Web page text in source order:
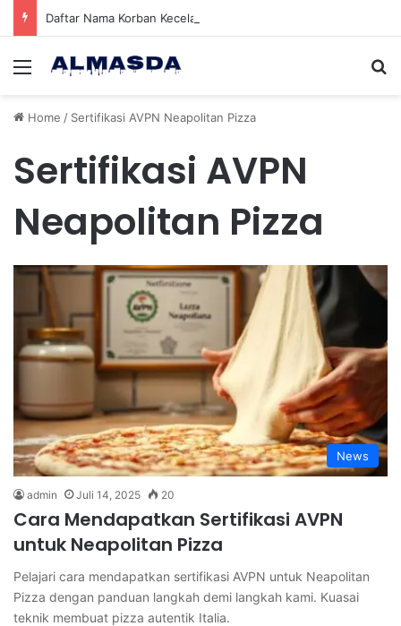
Menu
Home / Sertifikasi AVPN Neapolitan Pizza
Sertifikasi AVPN
Neapolitan Pizza
News
admin Juli 14, 2025 20
Cara Mendapatkan Sertifikasi AVPN
untuk Neapolitan Pizza
Pelajari cara mendapatkan sertifikasi AVPN untuk Neapolitan
Pizza dengan panduan langkah demi langkah kami. Kuasai
teknik membuat pizza autentik Italia.